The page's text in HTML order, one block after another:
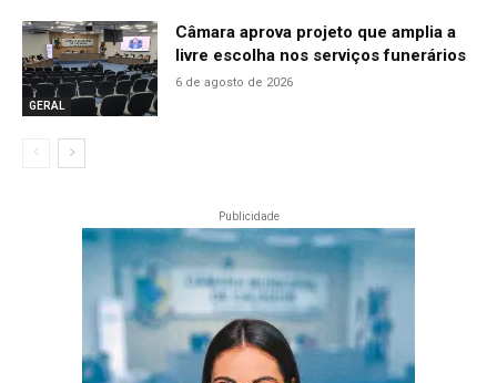
GERAL
Câmara aprova projeto que amplia a
livre escolha nos serviços funerários
6 de agosto de 2026
Publicidade